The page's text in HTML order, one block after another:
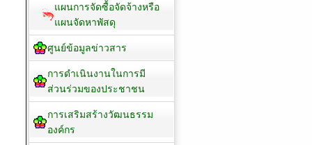
แผนการจัดซื้อจัดจ้างหรือ
แผนจัดหาพัสดุ
ศูนย์ข้อมูลข่าวสาร
การดำเนินงานในการมี
ส่วนร่วมของประชาชน
การเสริมสร้างวัฒนธรรม
องค์กร